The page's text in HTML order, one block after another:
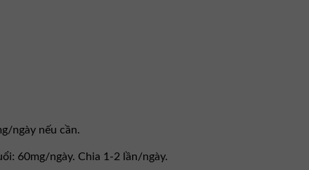
ngày nếu cần.
60mg/ngày. Chia 1-2 lần/ngày.